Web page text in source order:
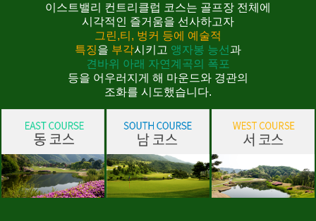
이스트밸리 컨트리클럽 코스는 골프장 전체에
시각적인 즐거움을 선사하고자
그린,티, 벙커 등에 예술적
특징을 부각시키고 앵자봉 능선 과
견바위 아래 자연계곡의 폭포
등을 어우러지게 해 마운드와 경관의
조화를 시도했습니다.